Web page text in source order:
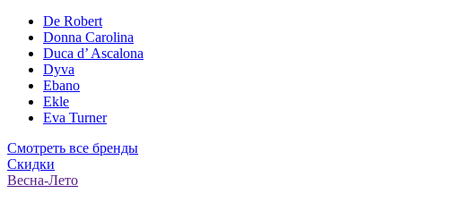
De Robert
Donna Carolina
Duca d’ Ascalona
Dyva
Ebano
Ekle
Eva Turner
Смотреть все бренды
Скидки
Весна-Лето